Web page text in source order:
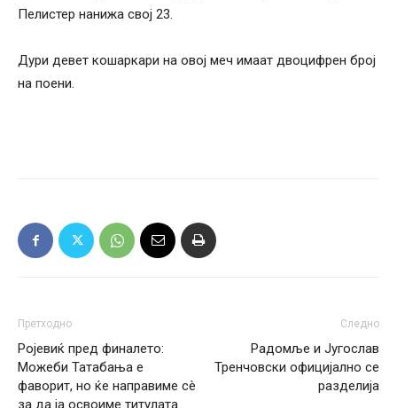
Пелистер нанижа свој 23.
Дури девет кошаркари на овој меч имаат двоцифрен број
на поени.
Претходно
Ројевиќ пред финалето:
Можеби Татабања е
фаворит, но ќе направиме сè
за да ја освоиме титулата
Следно
Радомље и Југослав
Тренчовски официјално се
разделија